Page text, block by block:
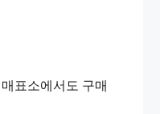
표소에서도 구매